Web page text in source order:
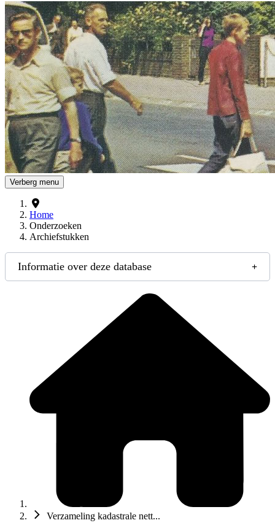
Drents Archief
Verberg menu
Home
Onderzoeken
Archiefstukken
Informatie over deze database
Verzameling kadastrale nett...